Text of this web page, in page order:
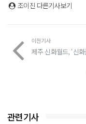
조이진 다른기사보기
이전기사
제주 신화월드, ‘신
관련기사